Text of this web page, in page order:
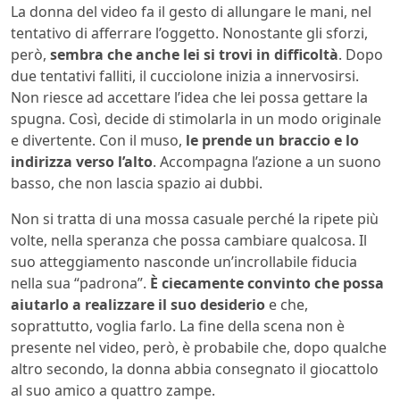
La donna del video fa il gesto di allungare le mani, nel
tentativo di afferrare l’oggetto. Nonostante gli sforzi,
però, sembra che anche lei si trovi in difficoltà. Dopo
due tentativi falliti, il cucciolone inizia a innervosirsi.
Non riesce ad accettare l’idea che lei possa gettare la
spugna. Così, decide di stimolarla in un modo originale
e divertente. Con il muso, le prende un braccio e lo
indirizza verso l’alto. Accompagna l’azione a un suono
basso, che non lascia spazio ai dubbi.
Non si tratta di una mossa casuale perché la ripete più
volte, nella speranza che possa cambiare qualcosa. Il
suo atteggiamento nasconde un’incrollabile fiducia
nella sua “padrona”. È ciecamente convinto che possa
aiutarlo a realizzare il suo desiderio e che,
soprattutto, voglia farlo. La fine della scena non è
presente nel video, però, è probabile che, dopo qualche
altro secondo, la donna abbia consegnato il giocattolo
al suo amico a quattro zampe.